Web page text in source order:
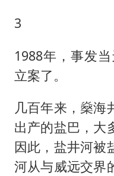
3
1988年，事发
立案了。
几百年来，燊海
出产的盐巴，大
因此，盐井河被
河从与威远交界